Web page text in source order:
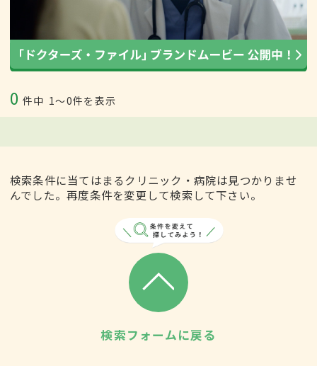
0 件中 1〜0件を表示
検索条件に当てはまるクリニック・病院は見つかりませ
んでした。再度条件を変更して検索して下さい。
検索フォームに戻る